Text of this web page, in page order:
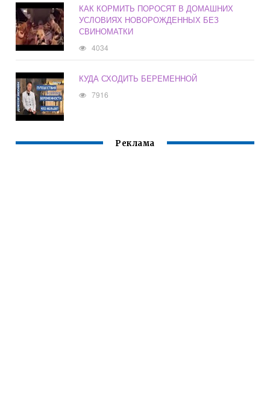
КАК КОРМИТЬ ПОРОСЯТ В ДОМАШНИХ
УСЛОВИЯХ НОВОРОЖДЕННЫХ БЕЗ
СВИНОМАТКИ
4034
КУДА СХОДИТЬ БЕРЕМЕННОЙ
7916
Реклама